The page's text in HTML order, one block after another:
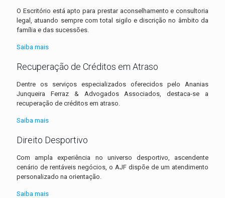
O Escritório está apto para prestar aconselhamento e consultoria
legal, atuando sempre com total sigilo e discrição no âmbito da
família e das sucessões.
Saiba mais
Recuperação de Créditos em Atraso
Dentre os serviços especializados oferecidos pelo Ananias
Junqueira Ferraz & Advogados Associados, destaca-se a
recuperação de créditos em atraso.
Saiba mais
Direito Desportivo
Com ampla experiência no universo desportivo, ascendente
cenário de rentáveis negócios, o AJF dispõe de um atendimento
personalizado na orientação.
Saiba mais